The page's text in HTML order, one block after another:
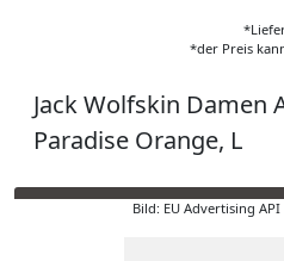
*der Preis
Jack Wolfskin Damen
Paradise Orange, L
Bild: EU Advertising